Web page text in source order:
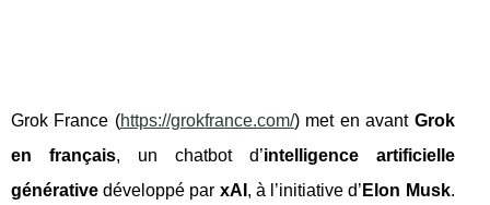
Grok France (https://grokfrance.com/) met en avant Grok
en français, un chatbot d’intelligence artificielle
générative développé par xAI , à l’initiative d’ Elon Musk.